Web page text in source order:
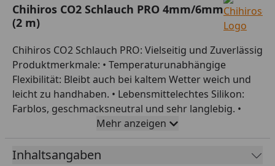
Chihiros CO2 Schlauch PRO 4mm/6mm
(2 m)
Chihiros CO2 Schlauch PRO: Vielseitig und Zuverlässig
Produktmerkmale: • Temperaturunabhängige
Flexibilität: Bleibt auch bei kaltem Wetter weich und
leicht zu handhaben. • Lebensmittelechtes Silikon:
Farblos, geschmacksneutral und sehr langlebig. •
Spezielle Oberflächenbeschichtung: Weiche und
glatte Textur, widersteht Staubansammlung.
Produktbeschreibung: Der Chihiros CO2 Schlauch
Mehr anzeigen
Inhaltsangaben